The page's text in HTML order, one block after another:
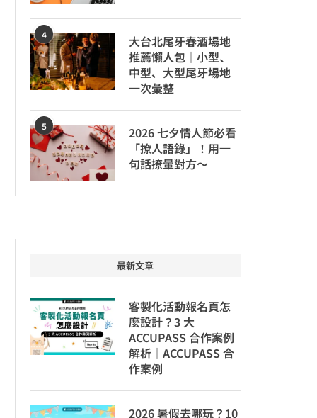
4
大台北尾牙春酒場地
推薦懶人包｜小型、
中型、大型尾牙場地
一次彙整
5
2026 七夕情人節必看
「撩人語錄」！用一
句話撩暈對方～
最新文章
客製化活動報名頁怎
麼設計？3 大
ACCUPASS 合作案例
解析｜ACCUPASS 合
作案例
2026 暑假去哪玩？10